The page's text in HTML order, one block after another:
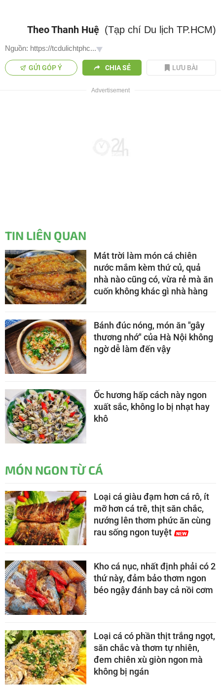
Theo Thanh Huệ (Tạp chí Du lịch TP.HCM)
Nguồn: https://tcdulichtphc...
GỬI GÓP Ý CHIA SẺ LƯU BÀI
TIN LIÊN QUAN
Mát trời làm món cá chiên
nước mắm kèm thứ củ, quả
nhà nào cũng có, vừa rẻ mà ăn
cuốn không khác gì nhà hàng
Bánh đúc nóng, món ăn "gây
thương nhớ" của Hà Nội không
ngờ dễ làm đến vậy
Ốc hương hấp cách này ngon
xuất sắc, không lo bị nhạt hay
khô
MÓN NGON TỪ CÁ
Loại cá giàu đạm hơn cá rô, ít
mỡ hơn cá trê, thịt săn chắc,
nướng lên thơm phức ăn cùng
rau sống ngon tuyệt
Kho cá nục, nhất định phải có 2
thứ này, đảm bảo thơm ngon
béo ngậy đánh bay cả nồi cơm
Loại cá có phần thịt trắng ngọt,
săn chắc và thơm tự nhiên,
đem chiên xù giòn ngon mà
không bị ngán